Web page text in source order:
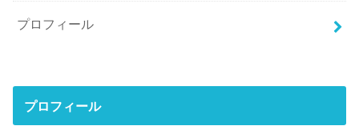
プロフィール
プロフィール